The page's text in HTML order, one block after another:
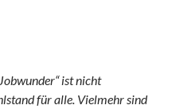
ist nicht
für alle. Vielmehr sind